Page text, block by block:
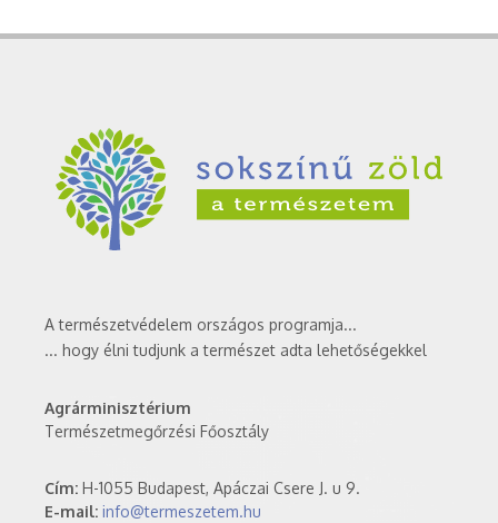
A természetvédelem országos programja...
... hogy élni tudjunk a természet adta lehetőségekkel
Agrárminisztérium
Természetmegőrzési Főosztály
Cím: H-1055 Budapest, Apáczai Csere J. u 9.
E-mail: info@termeszetem.hu